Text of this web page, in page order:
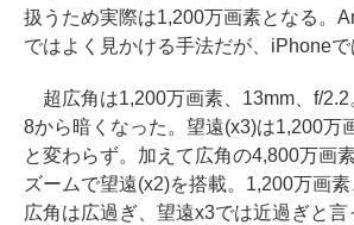
扱うため実際は1,200万画素となる。
ではよく見かける手法だが、iPhoneで
超広角は1,200万画素、13mm、f/2.2
8から暗くなった。望遠(x3)は1,200万
と変わらず。加えて広角の4,800万画
ズームで望遠(x2)を搭載。1,200万画素
広角は広過ぎ、望遠x3では近過ぎと言